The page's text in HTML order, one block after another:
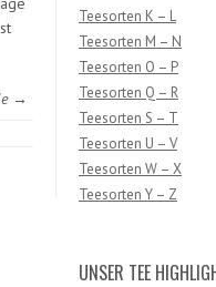
→
Teesorten K – L
Teesorten M – N
Teesorten O – P
Teesorten Q – R
Teesorten S – T
Teesorten U – V
Teesorten W – X
Teesorten Y – Z
UNSER TEE